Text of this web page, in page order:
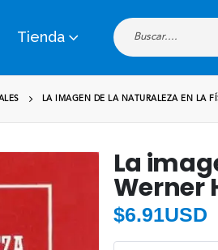
Tienda
LA IMAGEN DE LA NATURALEZA EN LA
La
Werner
$6.91USD